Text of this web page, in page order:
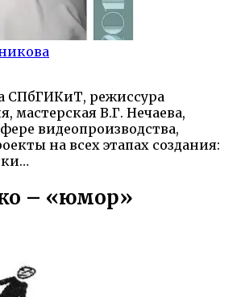
СПбГИКиТ, режиссура
мастерская В.Г. Нечаева,
видеопроизводства,
на всех этапах создания:
– «юмор»